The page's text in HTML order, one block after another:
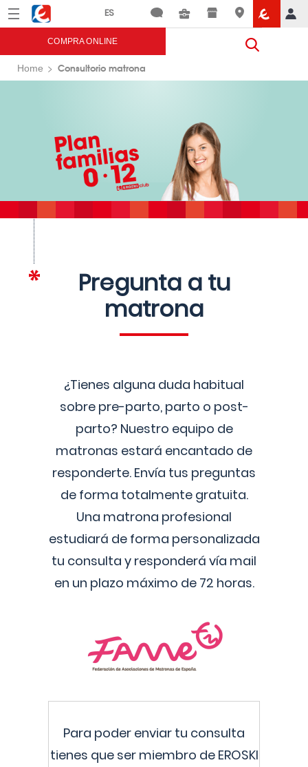
Menú Eroski
COMPRA ONLINE
Home Consultorio matrona
Pregunta a tu
matrona
¿Tienes alguna duda habitual
sobre pre-parto, parto o post-
parto? Nuestro equipo de
matronas estará encantado de
responderte. Envía tus preguntas
de forma totalmente gratuita.
Una matrona profesional
estudiará de forma personalizada
tu consulta y responderá vía mail
en un plazo máximo de 72 horas.
Para poder enviar tu consulta
tienes que ser miembro de EROSKI